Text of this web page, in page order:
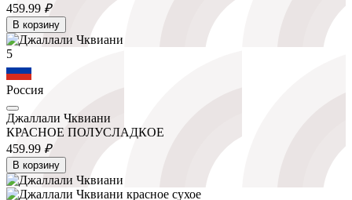
459.99 ₽
В корзину
5
Россия
Джаллали Чквиани
КРАСНОЕ ПОЛУСЛАДКОЕ
459.99 ₽
В корзину